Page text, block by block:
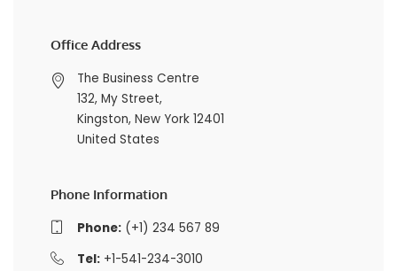
Office Address
The Business Centre
132, My Street,
Kingston, New York 12401
United States
Phone Information
Phone:(+1) 234 567 89
Tel:+1-541-234-3010